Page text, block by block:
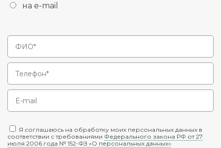
на e-mail
Я соглашаюсь на обработку моих персональных данных в
соответствии с требованиями Федерального закона РФ от 27
июля 2006 года № 152-ФЗ «О персональных данных».